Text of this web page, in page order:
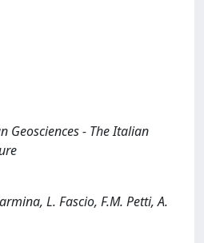
Geosciences - The Italian
L. Fascio, F.M. Petti, A.